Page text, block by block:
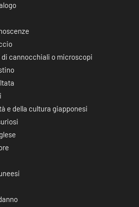
cannocchiali o microscopi
e della cultura giapponesi